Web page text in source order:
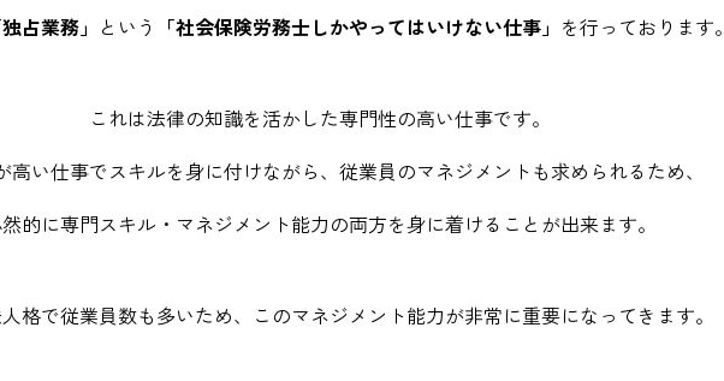
独占業務」 という 「社会保険労務士しかやってはいけない仕事」 を行っております。
これは法律の知識を活かした専門性の高い仕事です。
高い仕事でスキルを身に付けながら、 従業員のマネジメントも求められるため、
的に専門スキル・マネジメント能力の両方を身に着けることが出来ます。
格で従業員数も多いため、 このマネジメント能力が非常に重要になってきます。